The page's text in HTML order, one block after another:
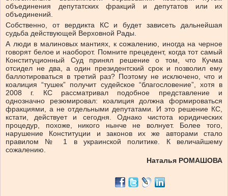
объединения депутатских фракций и депутатов или их
объединений.
Собственно, от вердикта КС и будет зависеть дальнейшая
судьба действующей Верховной Рады.
А люди в малиновых мантиях, к сожалению, иногда на черное
говорят белое и наоборот. Помните прецедент, когда тот самый
Конституционный Суд принял решение о том, что Кучма
отсидел не два, а один президентский срок и позволил ему
баллотироваться в третий раз? Поэтому не исключено, что и
коалиция “тушек” получит судейское “благословение”, хотя в
2008 г. КС рассматривал подобное представление и
однозначно резюмировал: коалиция должна формироваться
фракциями, а не отдельными депутатами. И это решение КС,
кстати, действует и сегодня. Однако чистота юридических
процедур, похоже, никого нынче не волнует. Более того,
нарушение Конституции и законов их же авторами стало
правилом № 1 в украинской политике. К величайшему
сожалению.
Наталья РОМАШОВА